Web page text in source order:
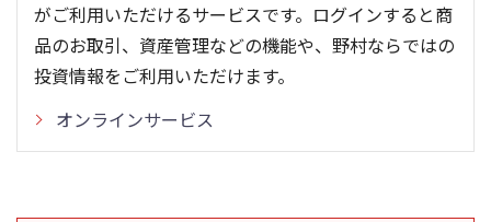
がご利用いただけるサービスです。ログインすると商
品のお取引、資産管理などの機能や、野村ならではの
投資情報をご利用いただけます。
オンラインサービス